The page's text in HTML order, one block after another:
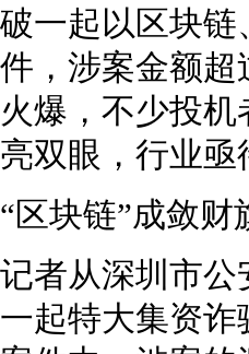
破一起以区块
件，涉案金额超
火爆，不少投
亮双眼，行业
“区块链”成敛
记者从深圳市公
一起特大集资诈